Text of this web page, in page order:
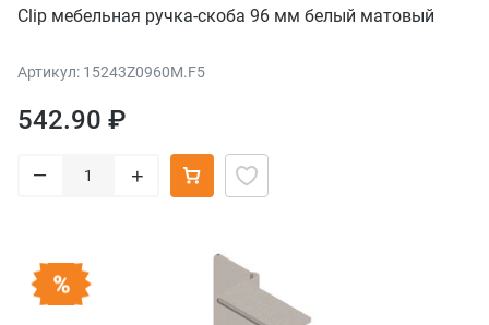
Clip мебельная ручка-скоба 96 мм белый матовый
Артикул: 15243Z0960M.F5
542.90 ₽
– +